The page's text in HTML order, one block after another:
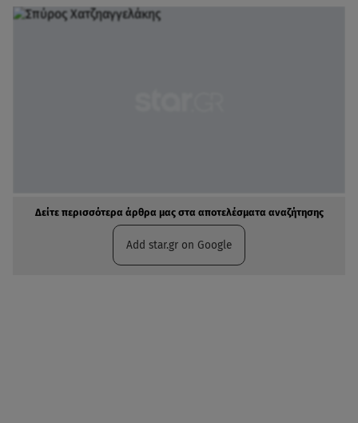
Δείτε περισσότερα άρθρα μας στα αποτελέσματα αναζήτησης
Add star.gr on Google